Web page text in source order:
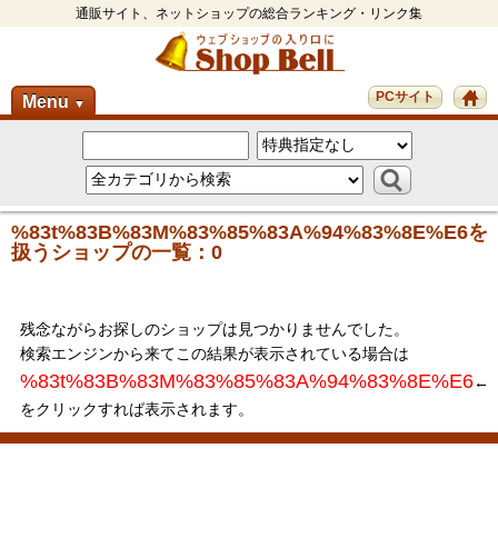
通販サイト、ネットショップの総合ランキング・リンク集
Menu ▼ PCサイト
%83t%83B%83M%83%85%83A%94%83%8E%E6を
扱うショップの一覧：0
残念ながらお探しのショップは見つかりませんでした。
検索エンジンから来てこの結果が表示されている場合は
%83t%83B%83M%83%85%83A%94%83%8E%E6←
をクリックすれば表示されます。